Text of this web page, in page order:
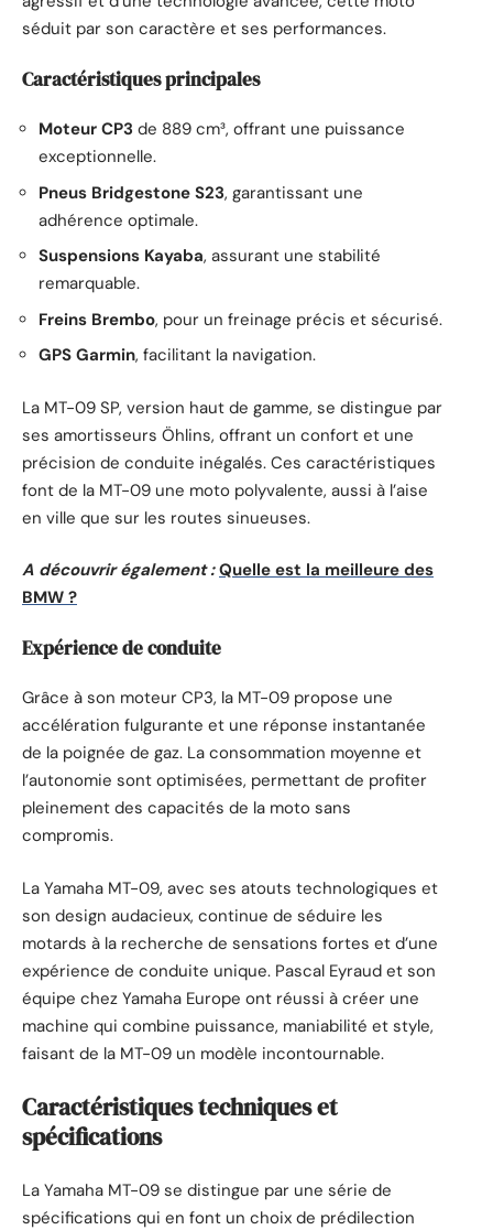
séduit par son caractère et ses performances.
Caractéristiques principales
Moteur CP3 de 889 cm³, offrant une puissance
exceptionnelle.
Pneus Bridgestone S23, garantissant une
adhérence optimale.
Suspensions Kayaba, assurant une stabilité
remarquable.
Freins Brembo, pour un freinage précis et sécurisé.
GPS Garmin, facilitant la navigation.
La MT-09 SP, version haut de gamme, se distingue par
ses amortisseurs Öhlins, offrant un confort et une
précision de conduite inégalés. Ces caractéristiques
font de la MT-09 une moto polyvalente, aussi à l’aise
en ville que sur les routes sinueuses.
A découvrir également : Quelle est la meilleure des
BMW ?
Expérience de conduite
Grâce à son moteur CP3, la MT-09 propose une
accélération fulgurante et une réponse instantanée
de la poignée de gaz. La consommation moyenne et
l’autonomie sont optimisées, permettant de profiter
pleinement des capacités de la moto sans
compromis.
La Yamaha MT-09, avec ses atouts technologiques et
son design audacieux, continue de séduire les
motards à la recherche de sensations fortes et d’une
expérience de conduite unique. Pascal Eyraud et son
équipe chez Yamaha Europe ont réussi à créer une
machine qui combine puissance, maniabilité et style,
faisant de la MT-09 un modèle incontournable.
Caractéristiques techniques et
spécifications
La Yamaha MT-09 se distingue par une série de
spécifications qui en font un choix de prédilection